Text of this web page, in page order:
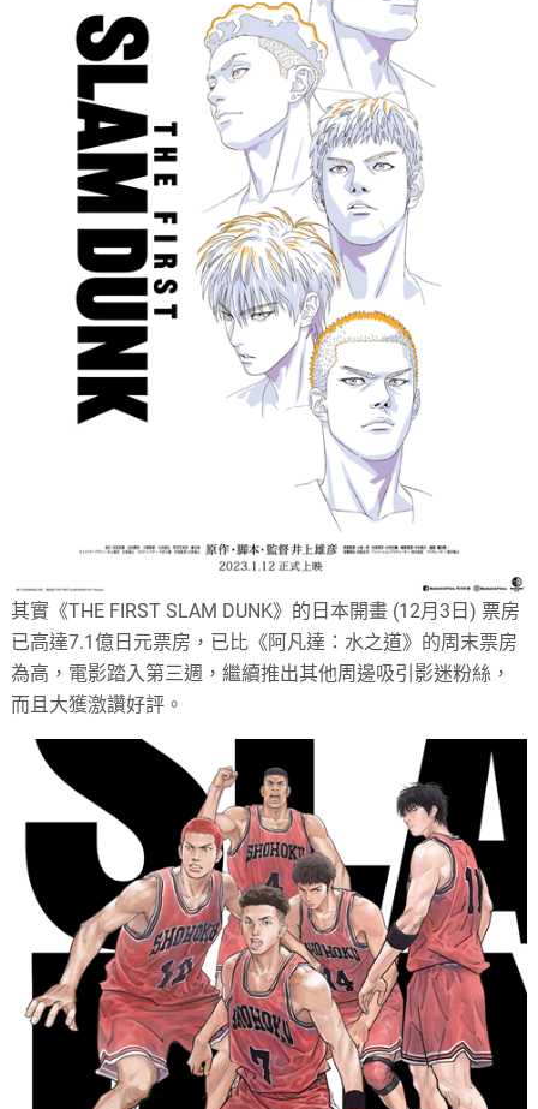
其實《THE FIRST SLAM DUNK》的日本開畫 (12月3日) 票房
已高達7.1億日元票房，已比《阿凡達：水之道》的周末票房
為高，電影踏入第三週，繼續推出其他周邊吸引影迷粉絲，
而且大獲激讚好評。